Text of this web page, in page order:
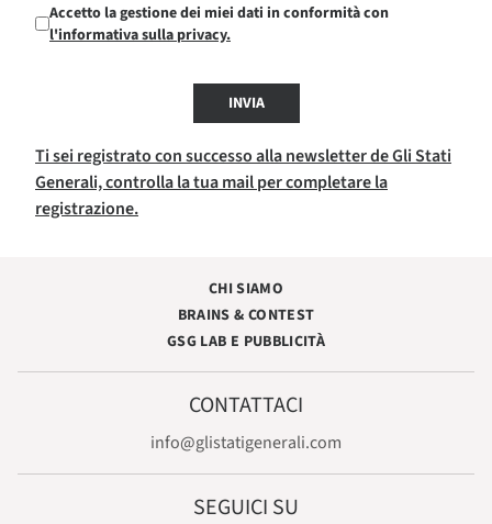
Accetto la gestione dei miei dati in conformità con
l'informativa sulla privacy.
INVIA
Ti sei registrato con successo alla newsletter de Gli Stati
Generali, controlla la tua mail per completare la
registrazione.
CHI SIAMO
BRAINS & CONTEST
GSG LAB E PUBBLICITÀ
CONTATTACI
info@glistatigenerali.com
SEGUICI SU